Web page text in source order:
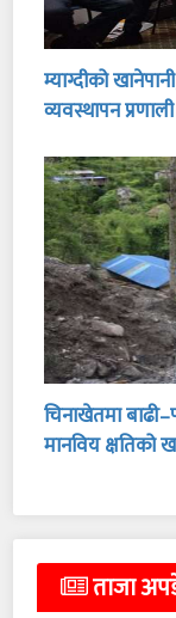
म्याग्दीको
व्यवस्थापन
चिनाखेतमा
मानविय क्षतिको
ताजा